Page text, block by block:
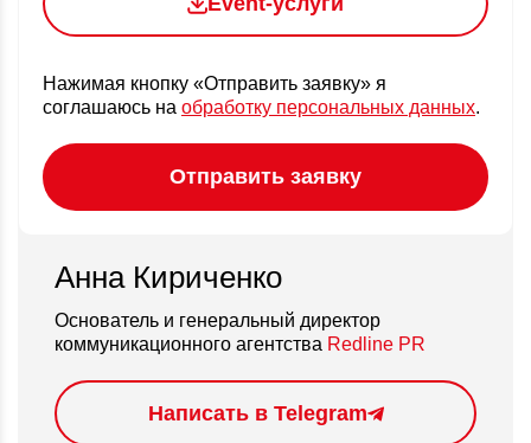
Нажимая кнопку «Отправить заявку» я
соглашаюсь на обработку персональных данных.
Анна Кириченко
Основатель и генеральный директор
коммуникационного агентства Redline PR
Написать в Telegram